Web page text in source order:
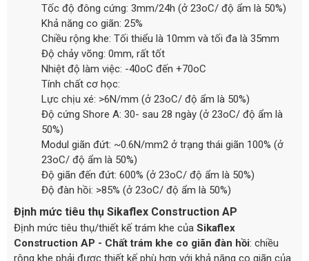
Tốc độ đông cứng: 3mm/24h (ở 23oC/ độ ẩm là 50%)
Khả năng co giãn: 25%
Chiều rộng khe: Tối thiểu là 10mm và tối đa là 35mm
Độ chảy võng: 0mm, rất tốt
Nhiệt độ làm việc: -40oC đến +70oC
Tính chất cơ học:
Lực chịu xé: >6N/mm (ở 23oC/ độ ẩm là 50%)
Độ cứng Shore A: 30- sau 28 ngày (ở 23oC/ độ ẩm là
50%)
Modul giãn đứt: ~0.6N/mm2 ở trạng thái giãn 100% (ở
23oC/ độ ẩm là 50%)
Độ giãn đến đứt: 600% (ở 23oC/ độ ẩm là 50%)
Độ đàn hồi: >85% (ở 23oC/ độ ẩm là 50%)
Định mức tiêu thụ Sikaflex Construction AP
Định mức tiêu thụ/thiết kế trám khe của Sikaflex
Construction AP - Chất trám khe co giãn đàn hồi: chiều
rộng khe phải được thiết kế phù hợp với khả năng co giãn của